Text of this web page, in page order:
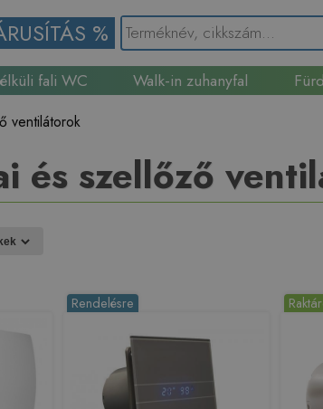
%
fali WC Walk-in zuhanyfal
Gránit mosogató
ventilátorok
és szellőző
Rendelésre